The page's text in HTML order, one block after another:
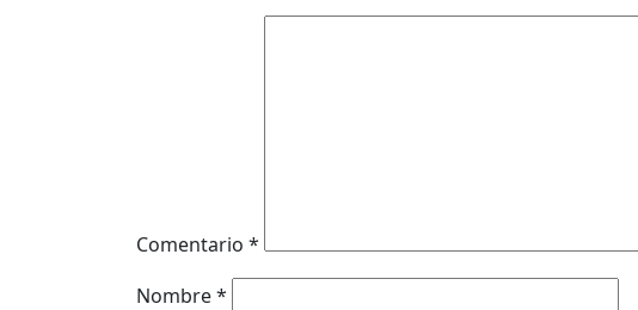
Comentario *
Nombre*